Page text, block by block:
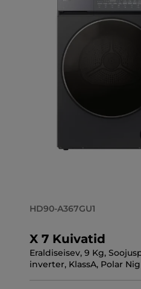
HD90-A367GU1
X 7 Kuivatid
Eraldiseisev, 9 Kg,
inverter, KlassA, Polar